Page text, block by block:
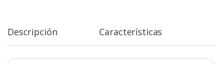
Descripción Características